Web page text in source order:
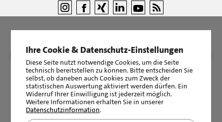
LBS Immobilien GmbH NordWest| Impressum|Sicherheit &
Datenschutz
Ihre Cookie & Datenschutz-Einstellungen
Diese Seite nutzt notwendige Cookies, um die Seite
technisch bereitstellen zu können. Bitte entscheiden Sie
selbst, ob daneben auch Cookies zum Zweck der
statistischen Auswertung aktiviert werden dürfen. Ein
Widerruf Ihrer Einwilligung ist jederzeit möglich.
Weitere Informationen erhalten Sie in unserer
Datenschutzinformation.